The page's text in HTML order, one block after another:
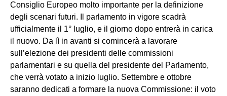
Consiglio Europeo molto importante per la definizione
degli scenari futuri. Il parlamento in vigore scadrà
ufficialmente il 1° luglio, e il giorno dopo entrerà in carica
il nuovo. Da lì in avanti si comincerà a lavorare
sull’elezione dei presidenti delle commissioni
parlamentari e su quella del presidente del Parlamento,
che verrà votato a inizio luglio. Settembre e ottobre
saranno dedicati a formare la nuova Commissione: il voto